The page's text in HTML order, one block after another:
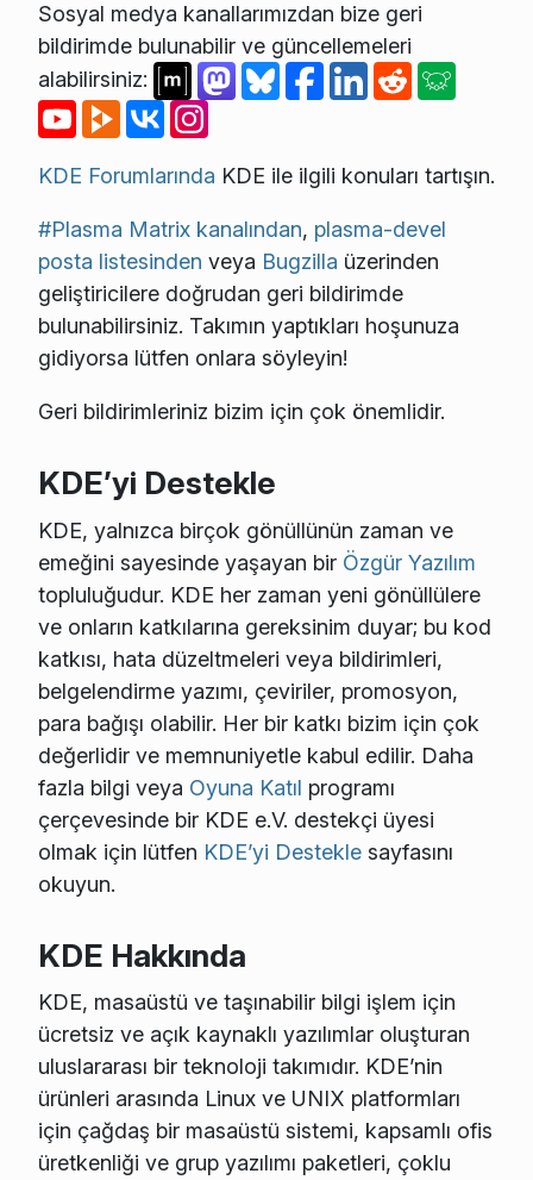
Sosyal medya kanallarımızdan bize geri
bildirimde bulunabilir ve güncellemeleri
alabilirsiniz:
KDE Forumlarında KDE ile ilgili konuları tartışın.
#Plasma Matrix kanalından, plasma-devel
posta listesinden veya Bugzilla üzerinden
geliştiricilere doğrudan geri bildirimde
bulunabilirsiniz. Takımın yaptıkları hoşunuza
gidiyorsa lütfen onlara söyleyin!
Geri bildirimleriniz bizim için çok önemlidir.
KDE’yi Destekle
KDE, yalnızca birçok gönüllünün zaman ve
emeğini sayesinde yaşayan bir Özgür Yazılım
topluluğudur. KDE her zaman yeni gönüllülere
ve onların katkılarına gereksinim duyar; bu kod
katkısı, hata düzeltmeleri veya bildirimleri,
belgelendirme yazımı, çeviriler, promosyon,
para bağışı olabilir. Her bir katkı bizim için çok
değerlidir ve memnuniyetle kabul edilir. Daha
fazla bilgi veya Oyuna Katıl programı
çerçevesinde bir KDE e.V. destekçi üyesi
olmak için lütfen KDE’yi Desteklesayfasını
okuyun.
KDE Hakkında
KDE, masaüstü ve taşınabilir bilgi işlem için
ücretsiz ve açık kaynaklı yazılımlar oluşturan
uluslararası bir teknoloji takımıdır. KDE’nin
ürünleri arasında Linux ve UNIX platformları
için çağdaş bir masaüstü sistemi, kapsamlı ofis
üretkenliği ve grup yazılımı paketleri, çoklu